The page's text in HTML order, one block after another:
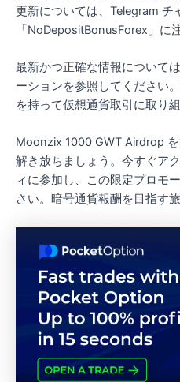
更新については、Telegram チ
「NoDepositBonusForex」に
最新かつ正確な情報について
ーションを参照してください
を持って仮想通貨取引に取り
Moonzix 1000 GWT Airdrop
解き放ちましょう。今すぐア
ィに参加し、この限定プロモ
さい。暗号通貨報酬を目指す